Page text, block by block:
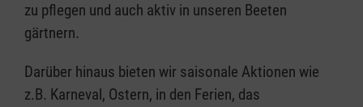
zu pflegen und auch aktiv in unseren Beeten
gärtnern.
Darüber hinaus bieten wir saisonale Aktionen wie
z.B. Karneval, Ostern, in den Ferien, das